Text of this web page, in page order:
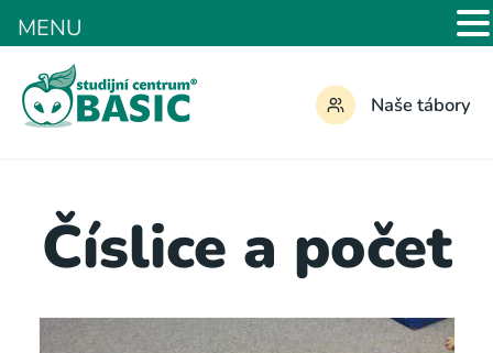
Naše tábory
Číslice a počet
MENU